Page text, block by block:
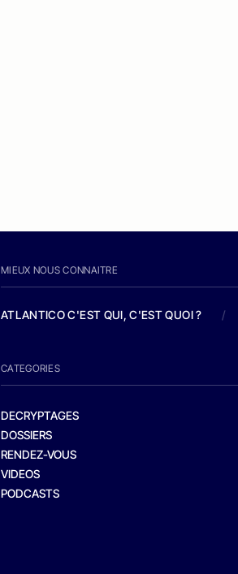
MIEUX NOUS CONNAITRE
ATLANTICO C'EST QUI, C'EST QUOI ? /
CATEGORIES
DECRYPTAGES
DOSSIERS
RENDEZ-VOUS
VIDEOS
PODCASTS